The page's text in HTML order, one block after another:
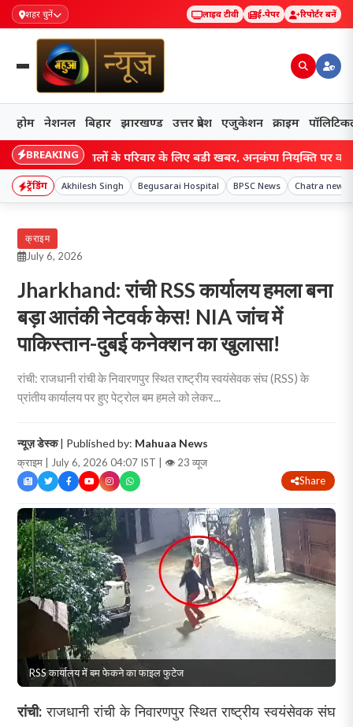
शहर चुनें लाइव टीवी ई-पेपर रिपोर्टर बनें
होम नेशनल बिहार झारखण्ड उत्तर प्रदेश एजुकेशन क्राइम
BREAKING
नौकरी वालों के परिवार के लिए बड़ी खबर, अनुकंपा नियुक्ति पर कोर्ट का
ट्रेंडिंग Akhilesh Singh Begusarai Hospital BPSC News Chatra news
क्राइम
July 6, 2026
Jharkhand: रांची RSS कार्यालय हमला बना
बड़ा आतंकी नेटवर्क केस! NIA जांच में
पाकिस्तान-दुबई कनेक्शन का खुलासा!
रांची: राजधानी रांची के निवारणपुर स्थित राष्ट्रीय स्वयंसेवक संघ (RSS) के
प्रांतीय कार्यालय पर हुए पेट्रोल बम हमले को लेकर...
न्यूज़ डेस्क| Published by: Mahuaa News
क्राइम | July 6, 2026 04:07 IST | 👁 23 व्यूज
Share
RSS कार्यालय में बम फेकने का फाइल फुटेज
रांची: राजधानी रांची के निवारणपुर स्थित राष्ट्रीय स्वयंसेवक संघ